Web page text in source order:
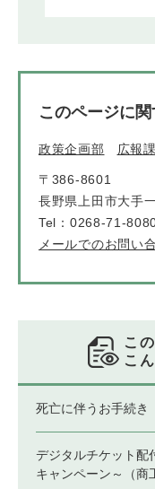
このページに
政策企画部 広報課
〒386-8601
長野県上田市大手
Tel：0268-71-
メールでのお問い
こ
こ
死亡に伴うお手続き
デジタルチケット配
キャンペーン～（商